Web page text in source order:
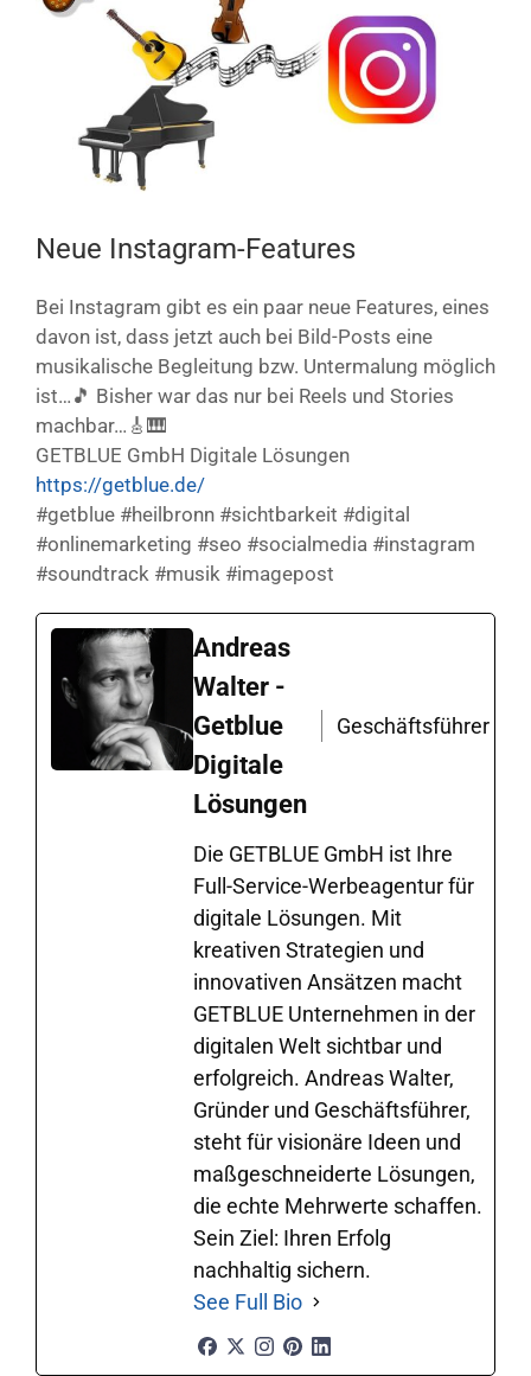
Bild
Neue Instagram-Features
Bei Instagram gibt es ein paar neue Features, eines
davon ist, dass jetzt auch bei Bild-Posts eine
musikalische Begleitung bzw. Untermalung möglich
ist…🎵 Bisher war das nur bei Reels und Stories
machbar…🎸🎹
GETBLUE GmbH Digitale Lösungen
https://getblue.de/
#getblue #heilbronn #sichtbarkeit #digital
#onlinemarketing #seo #socialmedia #instagram
#soundtrack #musik #imagepost
Andreas
Walter -
Getblue
Digitale
Lösungen
Geschäftsführer
Die GETBLUE GmbH ist Ihre
Full-Service-Werbeagentur für
digitale Lösungen. Mit
kreativen Strategien und
innovativen Ansätzen macht
GETBLUE Unternehmen in der
digitalen Welt sichtbar und
erfolgreich. Andreas Walter,
Gründer und Geschäftsführer,
steht für visionäre Ideen und
maßgeschneiderte Lösungen,
die echte Mehrwerte schaffen.
Sein Ziel: Ihren Erfolg
nachhaltig sichern.
See Full Bio